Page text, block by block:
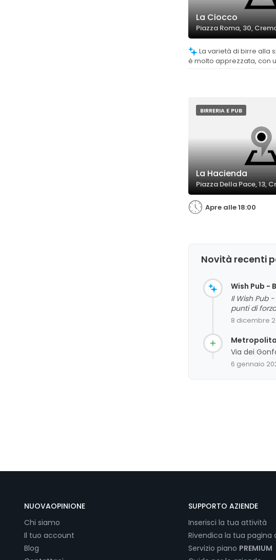
La Ciocco
Piazza Roma, 30,
è molto apprezzata, con
BIRRERIA E PUB
La Hacienda
Piazza Della Pace, 13,
Apre alle 18:00
Novità recenti
Wish Pub -
Il Wish Pub
punti di
e le
casi viene
determinate
artigianali e
complessiva.
8 dicembre
Via dei
6 gennaio
NUOVAOPINIONE
Chi siamo
Il tuo account
Blog
SUPPORTO AZIENDE
Inserisci la tua attività
Rivendica la tua pagina
Servizio piano PREMIUM